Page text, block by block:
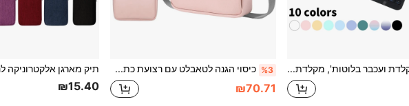
סט מקלדת ועכבר בלוטות', מקלדת אלחוטית ניידת (150mAh) תואמת לטאבלט סמסונג, אפל, אנדרואיד, iOS וחלונות, מתנה לחזרה ללימודים. %3 כיסוי הגנה לטאבלט עם רצועת כתף, תואם ל- Galaxy, Kindle וטאבלטים של Android
₪70.71
₪15.40